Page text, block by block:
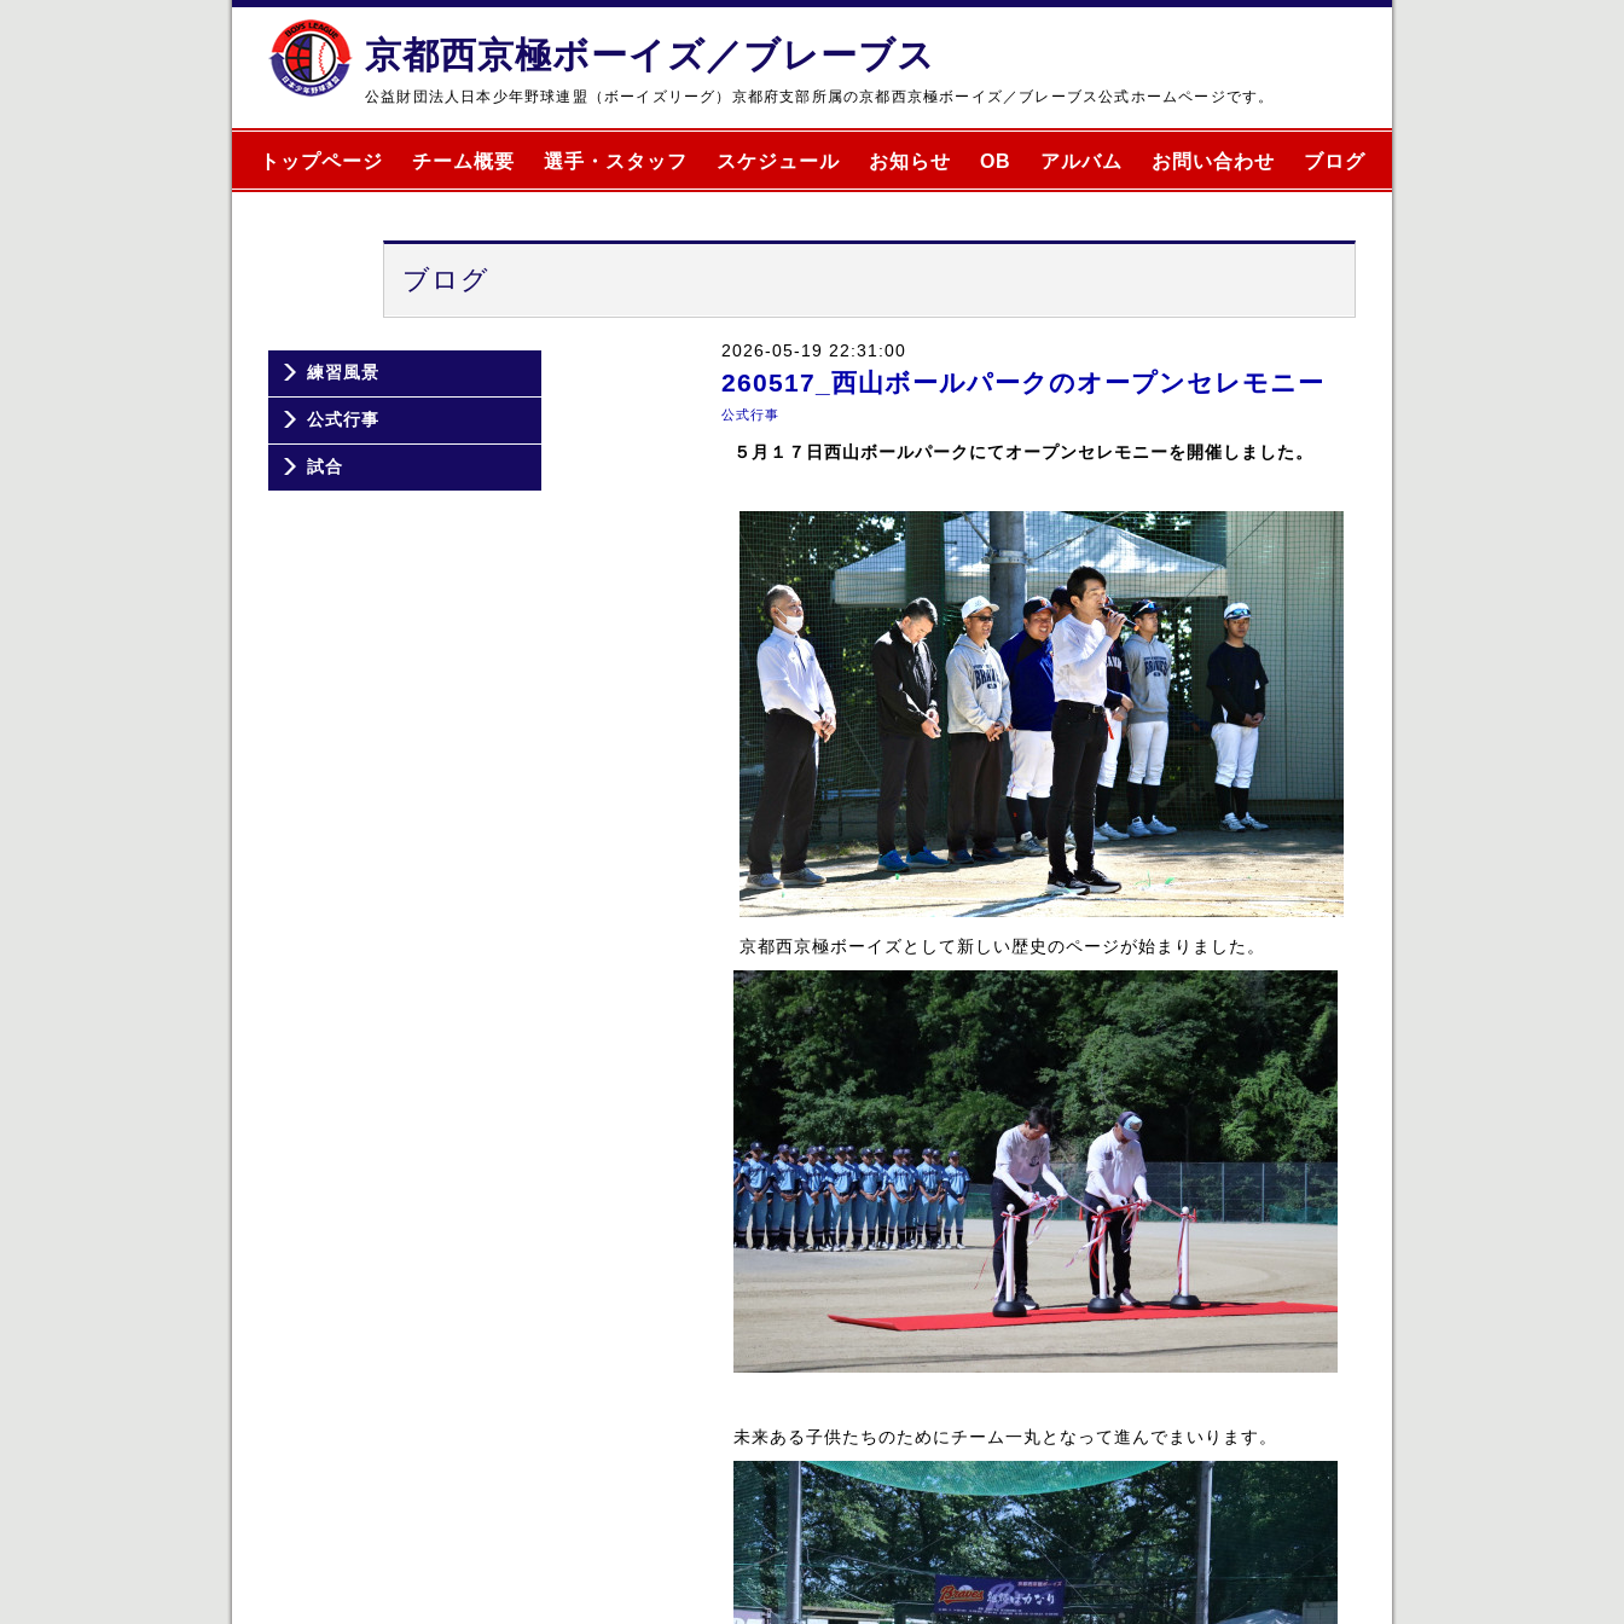
京都西京極ボーイズ／ブレーブス
公益財団法人日本少年野球連盟（ボーイズリーグ）京都府支部所属の京都西京極ボーイズ／ブレーブス公式ホームページです。
トップページ チーム概要 選手・スタッフ スケジュール お知らせ OB アルバム お問い合わせ ブログ
練習風景
公式行事
試合
ブログ
2026-05-19 22:31:00
260517_西山ボールパークのオープンセレモニー
公式行事
５月１７日西山ボールパークにてオープンセレモニーを開催しました。
京都西京極ボーイズとして新しい歴史のページが始まりました。
未来ある子供たちのためにチーム一丸となって進んでまいります。